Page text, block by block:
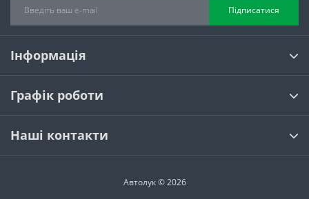
Підписатися
Інформація
Графік роботи
Наші контакти
Автолук © 2026